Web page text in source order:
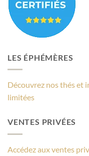
LES ÉPHÉMÈRES
Découvrez nos thés et
limitées
VENTES PRIVÉES
Accédez aux ventes